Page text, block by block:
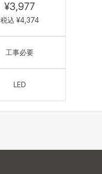
¥3,977
税込 ¥4,374
工事必要
LED